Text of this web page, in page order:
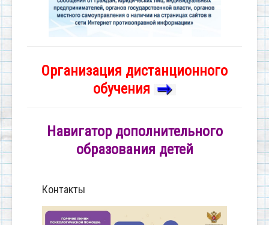
Организация дистанционного
обучения
Навигатор дополнительного
образования детей
Контакты